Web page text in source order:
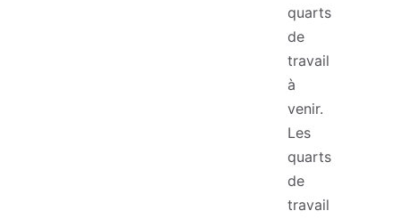
quarts
de
travail
à
venir.
Les
quarts
de
travail